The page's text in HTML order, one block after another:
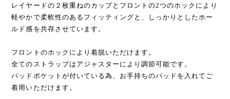
レイヤードの２枚重ねのカップとフロントの2つのホックにより
軽やかで柔軟性のあるフィッティングと、しっかりとしたホー
ルド感を共存させています。
フロントのホックにより着脱いただけます。
全てのストラップはアジャスターにより調節可能です。
パッドポケットが付いている為、お手持ちのパッドを入れてご
着用いただけます。